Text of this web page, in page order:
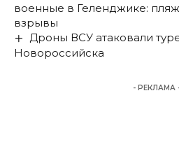
военные в Геленджике:
взрывы
Дроны ВСУ атаковали
Новороссийска
- РЕКЛАМА